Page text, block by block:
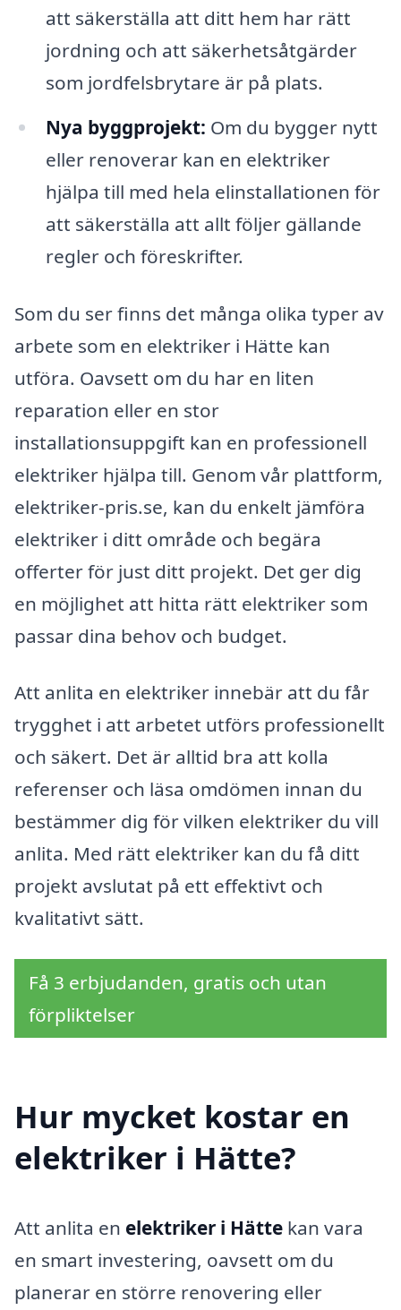
att säkerställa att ditt hem har rätt
jordning och att säkerhetsåtgärder
som jordfelsbrytare är på plats.
Nya byggprojekt: Om du bygger nytt
eller renoverar kan en elektriker
hjälpa till med hela elinstallationen för
att säkerställa att allt följer gällande
regler och föreskrifter.
Som du ser finns det många olika typer av
arbete som en elektriker i Hätte kan
utföra. Oavsett om du har en liten
reparation eller en stor
installationsuppgift kan en professionell
elektriker hjälpa till. Genom vår plattform,
elektriker-pris.se, kan du enkelt jämföra
elektriker i ditt område och begära
offerter för just ditt projekt. Det ger dig
en möjlighet att hitta rätt elektriker som
passar dina behov och budget.
Att anlita en elektriker innebär att du får
trygghet i att arbetet utförs professionellt
och säkert. Det är alltid bra att kolla
referenser och läsa omdömen innan du
bestämmer dig för vilken elektriker du vill
anlita. Med rätt elektriker kan du få ditt
projekt avslutat på ett effektivt och
kvalitativt sätt.
Få 3 erbjudanden, gratis och utan
förpliktelser
Hur mycket kostar en
elektriker i Hätte?
Att anlita en elektriker i Hätte kan vara
en smart investering, oavsett om du
planerar en större renovering eller